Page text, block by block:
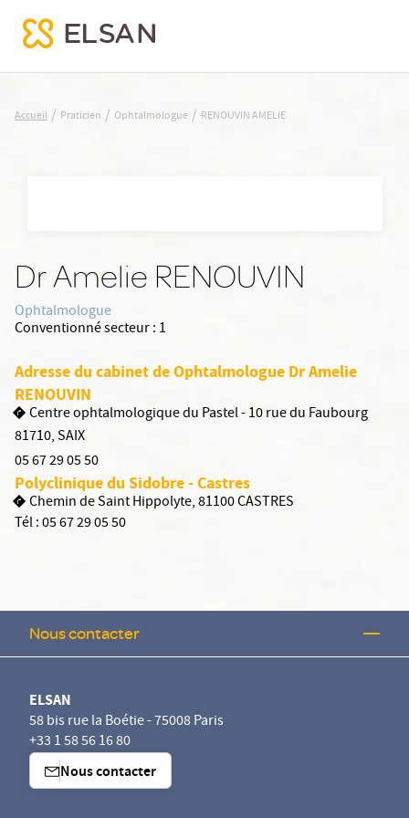
RENOUVIN AMELIE
Accueil / Praticien / Ophtalmologue / RENOUVIN AMELIE
Dr Amelie RENOUVIN
Ophtalmologue
Conventionné secteur : 1
Adresse du cabinet de Ophtalmologue Dr Amelie
RENOUVIN
Centre ophtalmologique du Pastel - 10 rue du Faubourg
81710,SAIX
05 67 29 05 50
Polyclinique du Sidobre - Castres
Chemin de Saint Hippolyte, 81100 CASTRES
Tél :05 67 29 05 50
Nous contacter
ELSAN
58 bis rue la Boétie - 75008 Paris
+33 1 58 56 16 80
Nous contacter